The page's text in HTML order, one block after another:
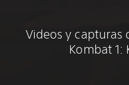
Videos y capturas
Kombat 1: